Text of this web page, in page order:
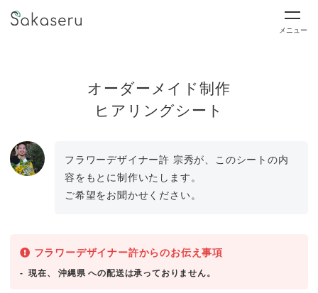
メニュー
オーダーメイド制作
ヒアリングシート
フラワーデザイナー許 宗秀が、このシートの内
容をもとに制作いたします。
ご希望をお聞かせください。
フラワーデザイナー許からのお伝え事項
現在、 沖縄県 への配送は承っておりません。